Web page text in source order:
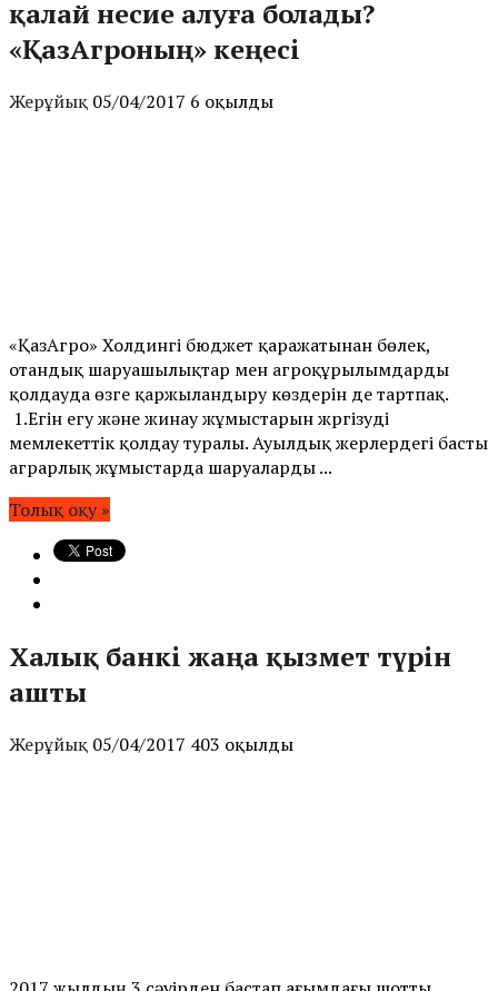
қалай несие алуға болады?
«ҚазАгроның» кеңесі
Жерұйық 05/04/2017 6 оқылды
«ҚазАгро» Холдингі бюджет қаражатынан бөлек,
отандық шаруашылықтар мен агроқұрылымдарды
қолдауда өзге қаржыландыру көздерін де тартпақ.
1.Егін егу және жинау жұмыстарын жүргізуді
мемлекеттік қолдау туралы. Ауылдық жерлердегі басты
аграрлық жұмыстарда шаруаларды ...
Толық оқу »
Халық банкі жаңа қызмет түрін
ашты
Жерұйық 05/04/2017 403 оқылды